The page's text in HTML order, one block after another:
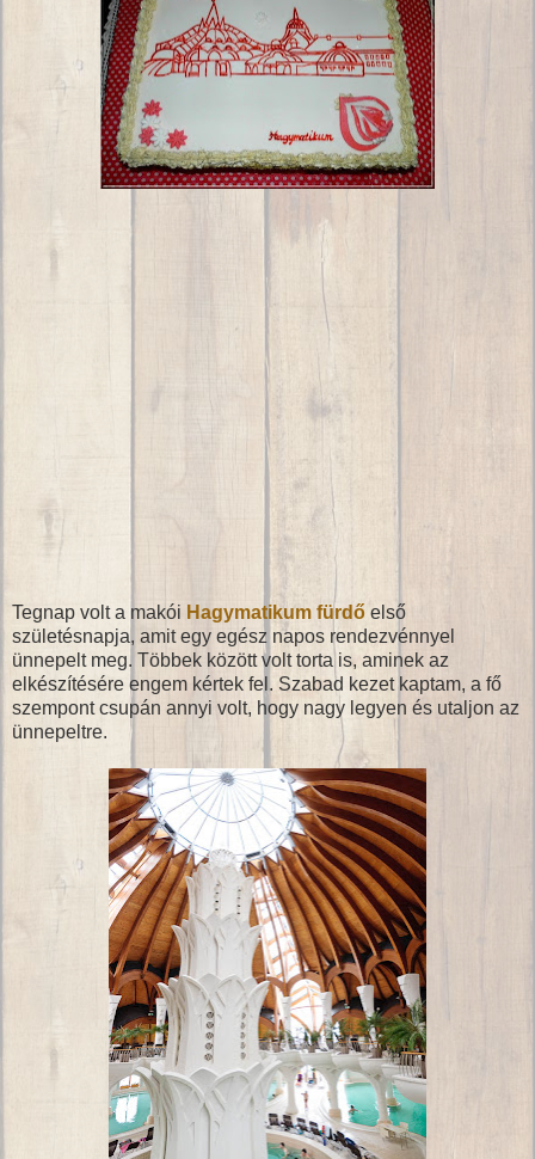
Tegnap volt a makói Hagymatikum fürdő első
születésnapja, amit egy egész napos rendezvénnyel
ünnepelt meg. Többek között volt torta is, aminek az
elkészítésére engem kértek fel. Szabad kezet kaptam, a fő
szempont csupán annyi volt, hogy nagy legyen és utaljon az
ünnepeltre.